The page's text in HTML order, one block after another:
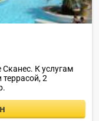
Сканес. К услугам
2